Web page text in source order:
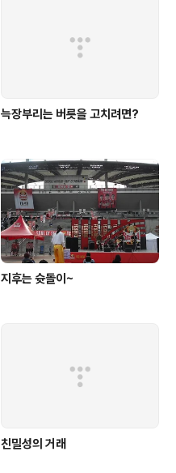
늑장부리는 버릇을 고치려면?
지후는 슛돌이~
친밀성의 거래